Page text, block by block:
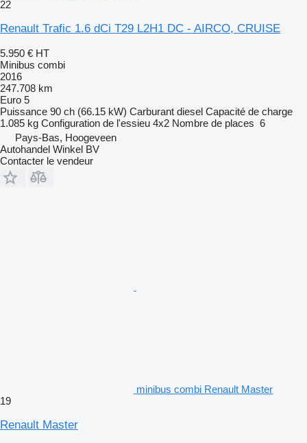
22
Renault Trafic 1.6 dCi T29 L2H1 DC - AIRCO, CRUISE
5.950 € HT
Minibus combi
2016
247.708 km
Euro 5
Puissance 90 ch (66.15 kW) Carburant diesel Capacité de charge
1.085 kg Configuration de l'essieu 4x2 Nombre de places 6
Pays-Bas, Hoogeveen
Autohandel Winkel BV
Contacter le vendeur
minibus combi Renault Master
19
Renault Master